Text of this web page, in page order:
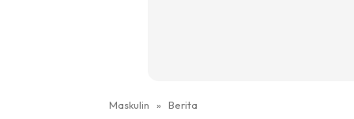
Maskulin » Berita